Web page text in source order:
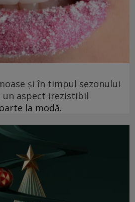
şi în timpul sezonului
aspect irezistibil
la modă.